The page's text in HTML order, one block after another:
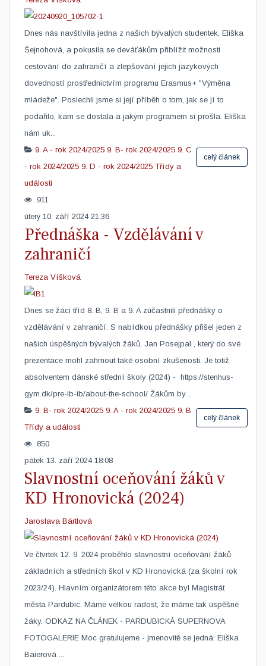
Dnes nás navštívila jedna z našich bývalých studentek, Eliška
Šejnohová, a pokusila se deváťákům přiblížit možnosti
cestování do zahraničí a zlepšování jejich jazykových
dovedností prostřednictvím programu Erasmus+ "Výměna
mládeže". Poslechli jsme si její příběh o tom, jak se jí to
podařilo, kam se dostala a jakým programem si prošla. Eliška
nám uk...
celý článek
9. A - rok 2024/2025 9. B- rok 2024/2025 9. C
- rok 2024/2025 9. D - rok 2024/2025 Třídy a
události
911
úterý 10. září 2024 21:36
Přednáška - Vzdělávání v
zahraničí
Tereza Víšková
​Dnes se žáci tříd 8. B, 9. B a 9. A zúčastnili přednášky o
vzdělávání v zahraničí. S nabídkou přednášky přišel jeden z
našich úspěšných bývalých žáků, Jan Posejpal , který do své
prezentace mohl zahrnout také osobní zkušenosti. Je totiž
absolventem dánské střední školy (2024) - https://stenhus-
gym.dk/pre-ib-ib/about-the-school/ Žákům by...
celý článek
9. B- rok 2024/2025 9. A - rok 2024/2025 9. B
Třídy a události
850
pátek 13. září 2024 18:08
Slavnostní oceňování žáků v
KD Hronovická (2024)
Jaroslava Bártlová
Ve čtvrtek 12. 9. 2024 proběhlo slavnostní oceňování žáků
základních a středních škol v KD Hronovická (za školní rok
2023/24). Hlavním organizátorem této akce byl Magistrát
města Pardubic. Máme velkou radost, že máme tak úspěšné
žáky. ODKAZ NA ČLÁNEK - PARDUBICKÁ SUPERNOVA
FOTOGALERIE Moc gratulujeme - jmenovitě se jedná: Eliška
Baierová ...